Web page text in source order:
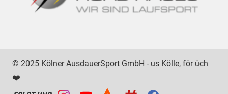
© 2025 Kölner AusdauerSport GmbH - us Kölle, för üch
❤️